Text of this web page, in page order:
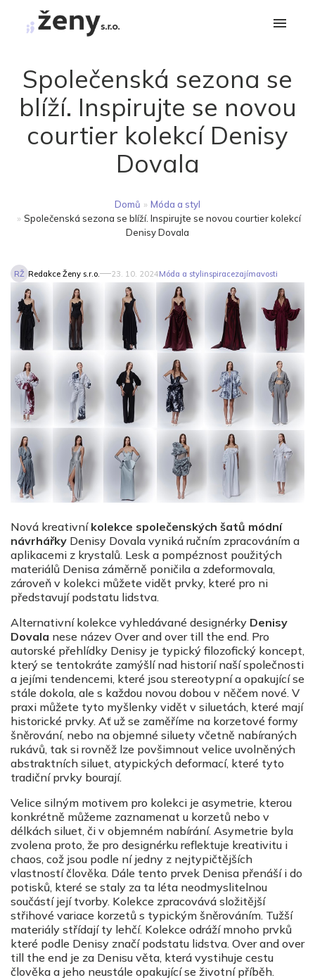
Společenská sezona se
blíží. Inspirujte se novou
courtier kolekcí Denisy
Dovala
Domů » Móda a styl
» Společenská sezona se blíží. Inspirujte se novou courtier kolekcí
Denisy Dovala
RŽ Redakce Ženy s.r.o. 23. 10. 2024Móda a stylinspiracezajímavosti
Nová kreativní kolekce společenských šatů módní
návrhářky Denisy Dovala vyniká ručním zpracováním a
aplikacemi z krystalů. Lesk a pompéznost použitých
materiálů Denisa záměrně poničila a zdeformovala,
zároveň v kolekci můžete vidět prvky, které pro ni
představují podstatu lidstva.
Alternativní kolekce vyhledávané designérky Denisy
Dovala nese název Over and over till the end. Pro
autorské přehlídky Denisy je typický filozofický koncept,
který se tentokráte zamýšlí nad historií naší společnosti
a jejími tendencemi, které jsou stereotypní a opakujícíse
stále dokola, ale s každou novou dobou v něčem nové. V
praxi můžete tyto myšlenky vidět v siluetách, které mají
historické prvky. Ať už se zaměříme na korzetové formy
šněrování, nebo na objemné siluety včetně nabíraných
rukávů, tak si rovněž lze povšimnout velice uvolněných
abstraktních siluet, atypických deformací, které tyto
tradiční prvky bourají.
Velice silným motivem pro kolekci je asymetrie, kterou
konkrétně můžeme zaznamenat u korzetů nebo v
délkách siluet, či v objemném nabírání. Asymetrie byla
zvolena proto, že pro designérku reflektuje kreativitu i
chaos, což jsou podle ní jedny z nejtypičtějších
vlastností člověka. Dále tento prvek Denisa přenáší i do
potisků, které se staly za ta léta neodmyslitelnou
součástí její tvorby. Kolekce zpracovává složitější
střihové variace korzetů s typickým šněrováním. Tužší
materiály střídají ty lehčí. Kolekce odráží mnoho prvků
které podle Denisy značí podstatu lidstva. Over and over
till the end je za Denisu věta, která vystihuje cestu
člověka a jeho neustále opakující se životní příběh.